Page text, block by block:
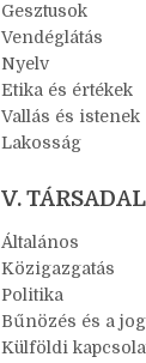
Gesztusok
Vendéglátás
Nyelv
Etika és értékek
Vallás és istenek
Lakosság
V.
Általános
Közigazgatás
Politika
Bűnözés és a
Külföldi